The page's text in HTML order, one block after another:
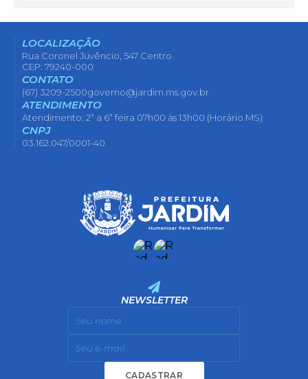
LOCALIZAÇÃO
Rua Coronel Juvêncio, 547 Centro
CEP: 79240-000
CONTATO
(67) 3209-2500governo@jardim.ms.gov.br
ATENDIMENTO
Atendimento: 2ª a 6ª feira 07h00 às 13h00 (Horário MS)
CNPJ
03.162.047/0001-40
NEWSLETTER
CADASTRAR